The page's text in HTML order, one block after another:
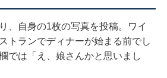
、自身の1枚の写真を投稿。ワイ
トランでディナーが始まる前でし
では「え、娘さんかと思いまし